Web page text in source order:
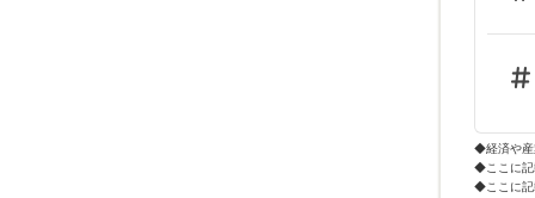
◆経済や産
◆ここに記
◆ここに記